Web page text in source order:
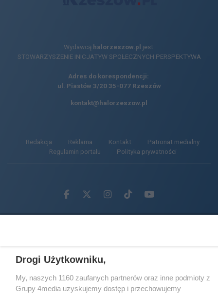
Wydawcą halorzeszow.pl jest:
STOWARZYSZENIE INICJATYW SPOŁECZNYCH PERSPEKTYWA
Adres do korespondencji:
ul. Piastów 3/20 35-077 Rzeszów
kontakt@halorzeszow.pl
Redakcja Reklama Kontakt
Patronat medialny
Regulamin portalu
Polityka prywatności
Facebook.com
X.comInstagram.com
Tiktok.comYoutube.com
Drogi Użytkowniku,
My, naszych 1160 zaufanych partnerów oraz inne podmioty z
Grupy 4media uzyskujemy dostęp i przechowujemy